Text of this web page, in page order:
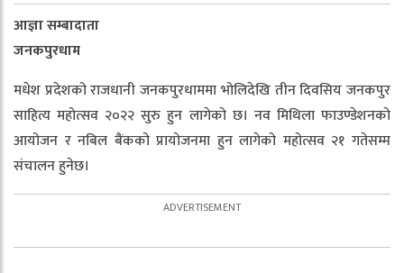
आज्ञा सम्बादाता
जनकपुरधाम
मधेश प्रदेशको राजधानी जनकपुरधाममा भोलिदेखि तीन दिवसिय जनकपुर
साहित्य महोत्सव २०२२ सुरु हुन लागेको छ। नव मिथिला फाउण्डेशनको
आयोजन र नबिल बैंकको प्रायोजनमा हुन लागेको महोत्सव २१ गतेसम्म
संचालन हुनेछ।